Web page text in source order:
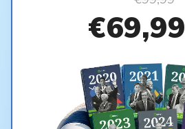
€69,99